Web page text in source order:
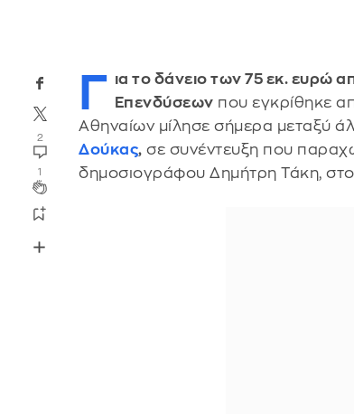
2
1
Γ ια το δάνειο των 75 εκ. ευρώ
Επενδύσεων που εγκρίθηκε
Αθηναίων μίλησε σήμερα μεταξύ
Δούκας, σε συνέντευξη που
δημοσιογράφου Δημήτρη Τάκη,